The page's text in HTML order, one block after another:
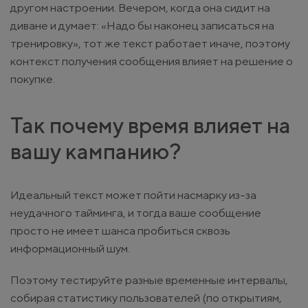
другом настроении. Вечером, когда она сидит на
диване и думает: «Надо бы наконец записаться на
тренировку», тот же текст работает иначе, поэтому
контекст получения сообщения влияет на решение о
покупке.
Так почему время влияет на
вашу кампанию?
Идеальный текст может пойти насмарку из-за
неудачного тайминга, и тогда ваше сообщение
просто не имеет шанса пробиться сквозь
информационный шум.
Поэтому тестируйте разные временные интервалы,
собирая статистику пользователей (по открытиям,